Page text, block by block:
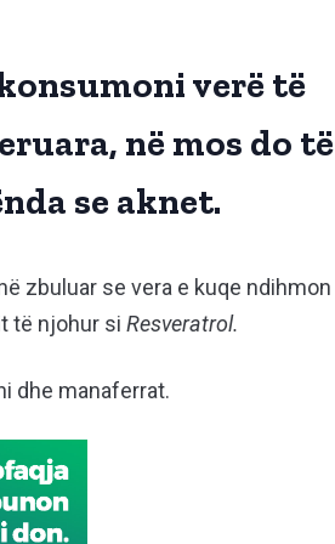
verë të
në mos do të
se aknet.
zbuluar se vera e kuqe ndihmon
të njohur si Resveratrol.
dhe manaferrat.